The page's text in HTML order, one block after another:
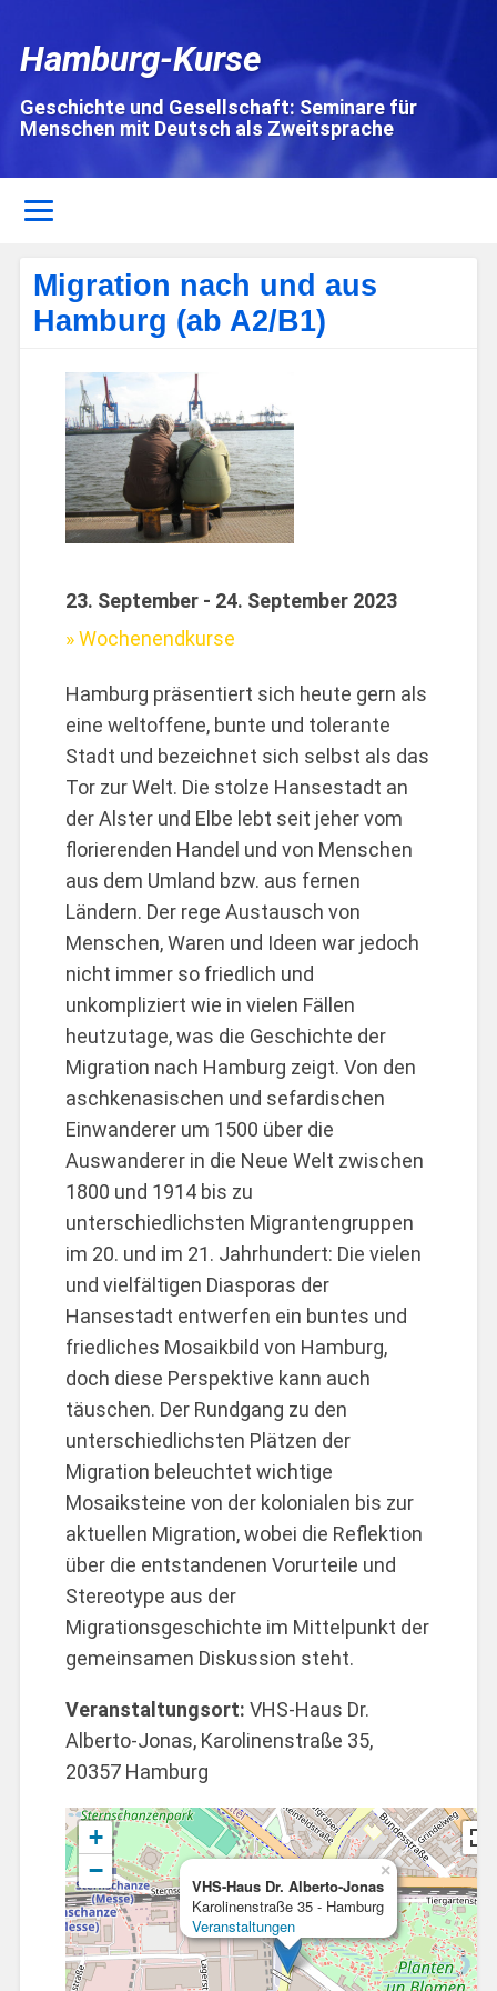
Hamburg-Kurse
Geschichte und Gesellschaft: Seminare für
Menschen mit Deutsch als Zweitsprache
Migration nach und aus
Hamburg (ab A2/B1)
23. September - 24. September 2023
Wochenendkurse
Hamburg präsentiert sich heute gern als
eine weltoffene, bunte und tolerante
Stadt und bezeichnet sich selbst als das
Tor zur Welt. Die stolze Hansestadt an
der Alster und Elbe lebt seit jeher vom
florierenden Handel und von Menschen
aus dem Umland bzw. aus fernen
Ländern. Der rege Austausch von
Menschen, Waren und Ideen war jedoch
nicht immer so friedlich und
unkompliziert wie in vielen Fällen
heutzutage, was die Geschichte der
Migration nach Hamburg zeigt. Von den
aschkenasischen und sefardischen
Einwanderer um 1500 über die
Auswanderer in die Neue Welt zwischen
1800 und 1914 bis zu
unterschiedlichsten Migrantengruppen
im 20. und im 21. Jahrhundert: Die vielen
und vielfältigen Diasporas der
Hansestadt entwerfen ein buntes und
friedliches Mosaikbild von Hamburg,
doch diese Perspektive kann auch
täuschen. Der Rundgang zu den
unterschiedlichsten Plätzen der
Migration beleuchtet wichtige
Mosaiksteine von der kolonialen bis zur
aktuellen Migration, wobei die Reflektion
über die entstandenen Vorurteile und
Stereotype aus der
Migrationsgeschichte im Mittelpunkt der
gemeinsamen Diskussion steht.
Veranstaltungsort:VHS-Haus Dr.
Alberto-Jonas, Karolinenstraße 35,
20357 Hamburg
VHS-Haus Dr. Alberto-Jonas
Karolinenstraße 35 - Hamburg
Veranstaltungen
×
+
−